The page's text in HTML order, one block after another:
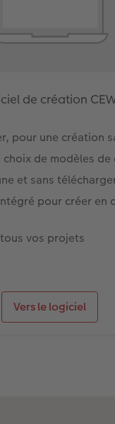
de création
pour une création
choix de modèles de
et sans
pour créer en
vos projets
Vers le logiciel